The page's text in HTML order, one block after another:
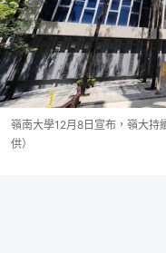
嶺南大學12月8日宣布，嶺大持
供）